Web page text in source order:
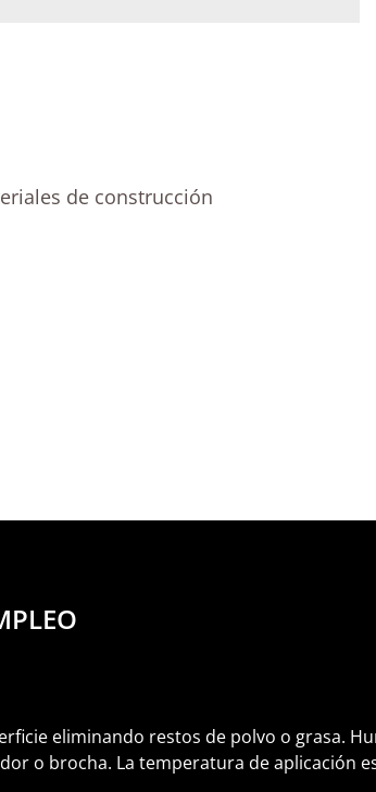
de construcción
eliminando restos de polvo o grasa.
o brocha. La temperatura de aplicación